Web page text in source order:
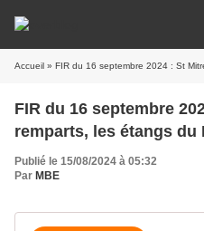
Accueil » FIR du 16 septembre 2024 : St Mitre
FIR du 16 septembre
remparts, les étangs du
Publié le 15/08/2024 à 05:32
Par MBE